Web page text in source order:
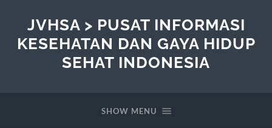
JVHSA > PUSAT INFORMASI
KESEHATAN DAN GAYA HIDUP
SEHAT INDONESIA
SHOW MENU